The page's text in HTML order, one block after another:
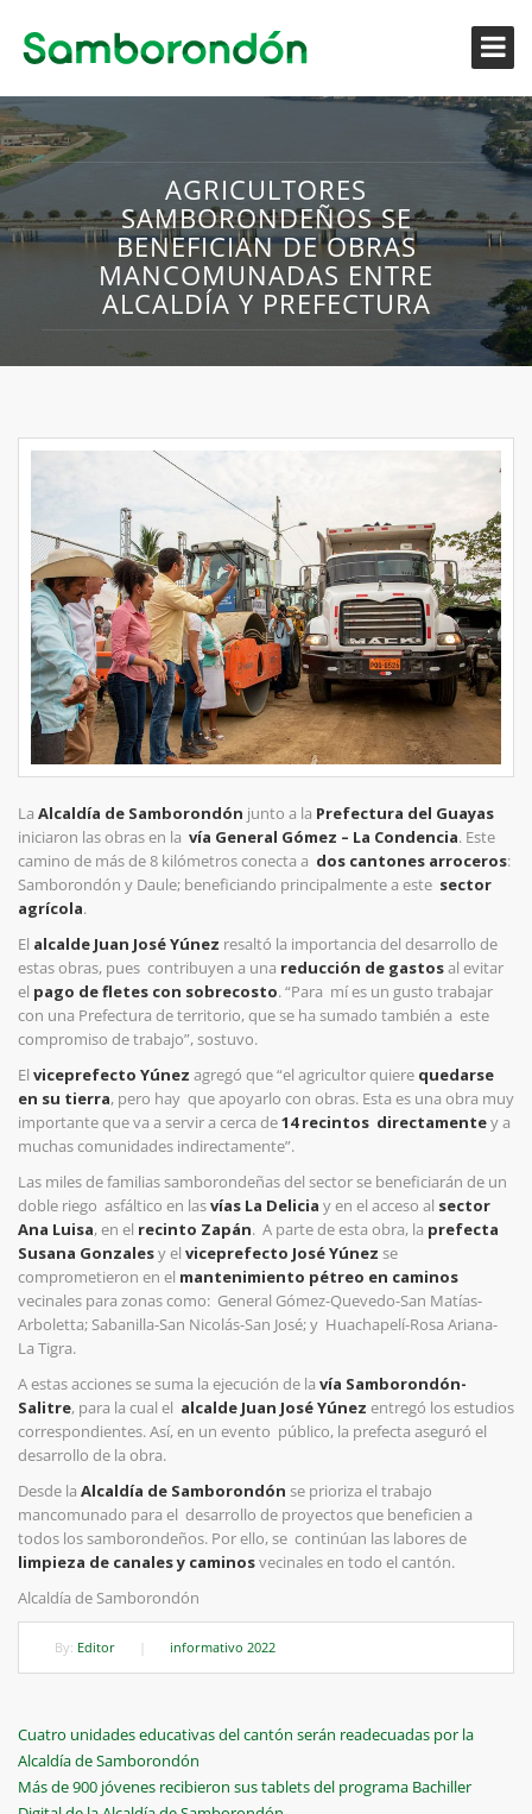
AGRICULTORES
SAMBORONDEÑOS SE
BENEFICIAN DE OBRAS
MANCOMUNADAS ENTRE
ALCALDÍA Y PREFECTURA
La Alcaldía de Samborondón junto a la Prefectura del Guayas
iniciaron las obras en la vía General Gómez – La Condencia. Este
camino de más de 8 kilómetros conecta a dos cantones arroceros:
Samborondón y Daule; beneficiando principalmente a este sector
agrícola.
El alcalde Juan José Yúnez resaltó la importancia del desarrollo de
estas obras, pues contribuyen a una reducción de gastosal evitar
el pago de fletes con sobrecosto. “Para mí es un gusto trabajar
con una Prefectura de territorio, que se ha sumado también a este
compromiso de trabajo”, sostuvo.
El viceprefecto Yúnez agregó que “el agricultor quiere quedarse
en su tierra, pero hay que apoyarlo con obras. Esta es una obra muy
importante que va a servir a cerca de14 recintos directamentey a
muchas comunidades indirectamente”.
Las miles de familias samborondeñas del sector se beneficiarán de un
doble riego asfáltico en lasvías La Delicia y en el acceso al sector
Ana Luisa, en el recinto Zapán. A parte de esta obra, la prefecta
Susana Gonzalesy el viceprefecto José Yúnez se
comprometieron en el mantenimiento pétreo en caminos
vecinales para zonas como: General Gómez-Quevedo-San Matías-
Arboletta; Sabanilla-San Nicolás-San José; y Huachapelí-Rosa Ariana-
La Tigra.
A estas acciones se suma la ejecución de la vía Samborondón-
Salitre, para la cual el alcalde Juan José Yúnez entregó los estudios
correspondientes. Así, en un evento público, la prefecta aseguró el
desarrollo de la obra.
Desde la Alcaldía de Samborondón se prioriza el trabajo
mancomunado para el desarrollo de proyectos que beneficien a
todos los samborondeños. Por ello, se continúan las labores de
limpieza de canales y caminosvecinales en todo el cantón.
Alcaldía de Samborondón
By: Editor informativo 2022
Navegación
de
Previous
Post
Cuatro unidades educativas del cantón serán readecuadas por la
Alcaldía de Samborondón
Next
Más de 900 jóvenes recibieron sus tablets del programa Bachiller